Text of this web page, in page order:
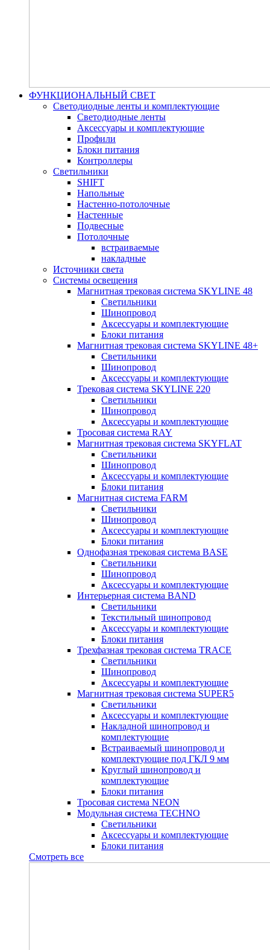
ФУНКЦИОНАЛЬНЫЙ СВЕТ
Светодиодные ленты и комплектующие
Светодиодные ленты
Аксессуары и комплектующие
Профили
Блоки питания
Контроллеры
Светильники
SHIFT
Напольные
Настенно-потолочные
Настенные
Подвесные
Потолочные
встраиваемые
накладные
Источники света
Системы освещения
Магнитная трековая система SKYLINE 48
Светильники
Шинопровод
Аксессуары и комплектующие
Блоки питания
Магнитная трековая система SKYLINE 48+
Светильники
Шинопровод
Аксессуары и комплектующие
Трековая система SKYLINE 220
Светильники
Шинопровод
Аксессуары и комплектующие
Тросовая система RAY
Магнитная трековая система SKYFLAT
Светильники
Шинопровод
Аксессуары и комплектующие
Блоки питания
Магнитная система FARM
Светильники
Шинопровод
Аксессуары и комплектующие
Блоки питания
Однофазная трековая система BASE
Светильники
Шинопровод
Аксессуары и комплектующие
Интерьерная система BAND
Светильники
Текстильный шинопровод
Аксессуары и комплектующие
Блоки питания
Трехфазная трековая система TRACE
Светильники
Шинопровод
Аксессуары и комплектующие
Магнитная трековая система SUPER5
Светильники
Аксессуары и комплектующие
Накладной шинопровод и
комплектующие
Встраиваемый шинопровод и
комплектующие под ГКЛ 9 мм
Круглый шинопровод и
комплектующие
Блоки питания
Тросовая система NEON
Модульная система TECHNO
Светильники
Аксессуары и комплектующие
Блоки питания
Смотреть все